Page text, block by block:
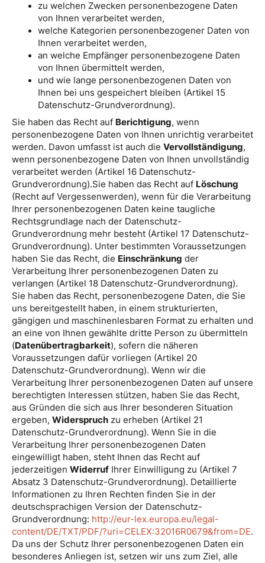
zu welchen Zwecken personenbezogene Daten
von Ihnen verarbeitet werden,
welche Kategorien personenbezogener Daten von
Ihnen verarbeitet werden,
an welche Empfänger personenbezogene Daten
von Ihnen übermittelt werden,
und wie lange personenbezogenen Daten von
Ihnen bei uns gespeichert bleiben (Artikel 15
Datenschutz-Grundverordnung).
Sie haben das Recht auf Berichtigung, wenn
personenbezogene Daten von Ihnen unrichtig verarbeitet
werden. Davon umfasst ist auch die Vervollständigung,
wenn personenbezogene Daten von Ihnen unvollständig
verarbeitet werden (Artikel 16 Datenschutz-
Grundverordnung).Sie haben das Recht auf Löschung
(Recht auf Vergessenwerden), wenn für die Verarbeitung
Ihrer personenbezogenen Daten keine taugliche
Rechtsgrundlage nach der Datenschutz-
Grundverordnung mehr besteht (Artikel 17 Datenschutz-
Grundverordnung). Unter bestimmten Voraussetzungen
haben Sie das Recht, die Einschränkung der
Verarbeitung Ihrer personenbezogenen Daten zu
verlangen (Artikel 18 Datenschutz-Grundverordnung).
Sie haben das Recht, personenbezogene Daten, die Sie
uns bereitgestellt haben, in einem strukturierten,
gängigen und maschinenlesbaren Format zu erhalten und
an eine von Ihnen gewählte dritte Person zu übermitteln
(Datenübertragbarkeit), sofern die näheren
Voraussetzungen dafür vorliegen (Artikel 20
Datenschutz-Grundverordnung). Wenn wir die
Verarbeitung Ihrer personenbezogenen Daten auf unsere
berechtigten Interessen stützen, haben Sie das Recht,
aus Gründen die sich aus Ihrer besonderen Situation
ergeben, Widerspruch zu erheben (Artikel 21
Datenschutz-Grundverordnung). Wenn Sie in die
Verarbeitung Ihrer personenbezogenen Daten
eingewilligt haben, steht Ihnen das Recht auf
jederzeitigen Widerruf Ihrer Einwilligung zu (Artikel 7
Absatz 3 Datenschutz-Grundverordnung). Detaillierte
Informationen zu Ihren Rechten finden Sie in der
deutschsprachigen Version der Datenschutz-
Grundverordnung: http://eur-lex.europa.eu/legal-
content/DE/TXT/PDF/?uri=CELEX:32016R0679&from=DE.
Da uns der Schutz Ihrer personenbezogenen Daten ein
besonderes Anliegen ist, setzen wir uns zum Ziel, alle